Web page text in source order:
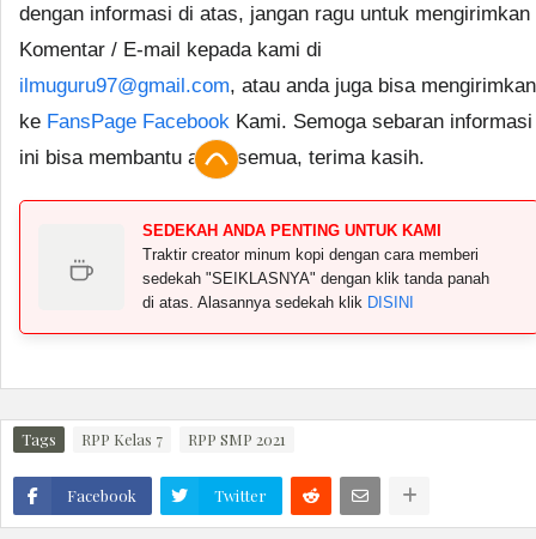
dengan informasi di atas, jangan ragu untuk mengirimkan
Komentar / E-mail kepada kami di
ilmuguru97@gmail.com, atau anda juga bisa mengirimkan
ke FansPage Facebook Kami. Semoga sebaran informasi
ini bisa membantu anda semua, terima kasih.
SEDEKAH ANDA PENTING UNTUK KAMI
Traktir creator minum kopi dengan cara memberi
sedekah "SEIKLASNYA" dengan klik tanda panah
di atas. Alasannya sedekah klik DISINI
Tags RPP Kelas 7 RPP SMP 2021
Facebook Twitter